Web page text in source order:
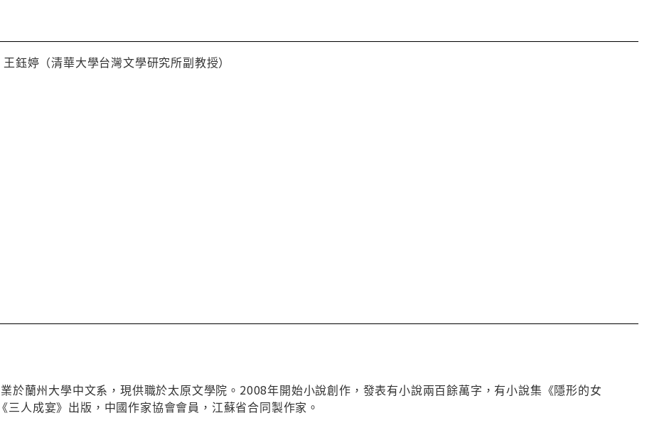
鈺婷（清華大學台灣文學研究所副教授）
於蘭州大學中文系，現供職於太原文學院。2008年開始小說創作，發表有小說兩百餘萬字，有小說集《隱形的女
三人成宴》出版，中國作家協會會員，江蘇省合同製作家。